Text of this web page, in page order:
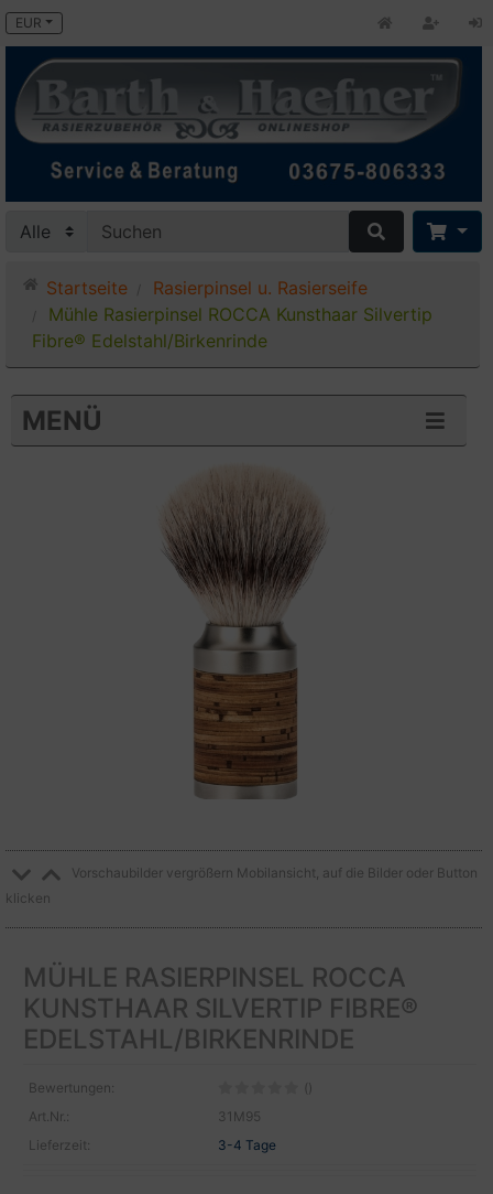
EUR
Startseite
Rasierpinsel u. Rasierseife
Mühle Rasierpinsel ROCCA Kunsthaar Silvertip
Fibre® Edelstahl/Birkenrinde
MENÜ
Vorschaubilder vergrößern Mobilansicht, auf die Bilder oder Button
klicken
MÜHLE RASIERPINSEL ROCCA
KUNSTHAAR SILVERTIP FIBRE®
EDELSTAHL/BIRKENRINDE
Bewertungen:
()
Art.Nr.:
31M95
Lieferzeit:
3-4 Tage